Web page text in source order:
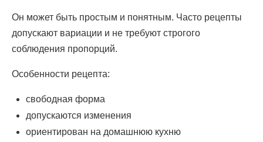
Он может быть простым и понятным. Часто рецепты
допускают вариации и не требуют строгого
соблюдения пропорций.
Особенности рецепта:
свободная форма
допускаются изменения
ориентирован на домашнюю кухню